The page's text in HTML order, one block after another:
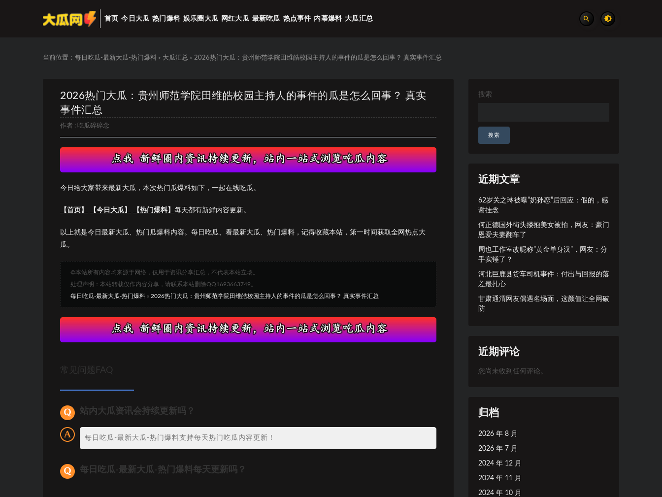
首页 今日大瓜 热门爆料 娱乐圈大瓜 网红大瓜 最新吃瓜 热点事件 内幕爆料 大瓜汇总
当前位置： 每日吃瓜-最新大瓜-热门爆料 > 大瓜汇总 > 2026热门大瓜：贵州师范学院田维皓校园主持人的事件的瓜是怎么回事？ 真实事件汇总
2026热门大瓜：贵州师范学院田维皓校园主持人的事件的瓜是怎么回事？ 真实
事件汇总
作者 : 吃瓜碎碎念
今日给大家带来最新大瓜，本次热门瓜爆料如下，一起在线吃瓜。
【首页】 【今日大瓜】 【热门爆料】 每天都有新鲜内容更新。
以上就是今日最新大瓜、热门瓜爆料内容。每日吃瓜、看最新大瓜、热门爆料，记得收藏本站，第一时间获取全网热点大
瓜。
©本站所有内容均来源于网络，仅用于资讯分享汇总，不代表本站立场。
处理声明：本站转载仅作内容分享，请联系本站删除QQ1693663749。
每日吃瓜-最新大瓜-热门爆料 » 2026热门大瓜：贵州师范学院田维皓校园主持人的事件的瓜是怎么回事？ 真实事件汇总
常见问题FAQ
站内大瓜资讯会持续更新吗？
每日吃瓜-最新大瓜-热门爆料支持每天热门吃瓜内容更新！
每日吃瓜-最新大瓜-热门爆料每天更新吗？
搜索
搜索
近期文章
62岁关之琳被曝”奶孙恋”后回应：假的，感
谢挂念
何正德国外街头搂抱美女被拍，网友：豪门
恩爱夫妻翻车了
周也工作室改昵称”黄金单身汉”，网友：分
手实锤了？
河北巨鹿县货车司机事件：付出与回报的落
差最扎心
甘肃通渭网友偶遇名场面，这颜值让全网破
防
近期评论
您尚未收到任何评论。
归档
2026 年 8 月
2026 年 7 月
2024 年 12 月
2024 年 11 月
2024 年 10 月